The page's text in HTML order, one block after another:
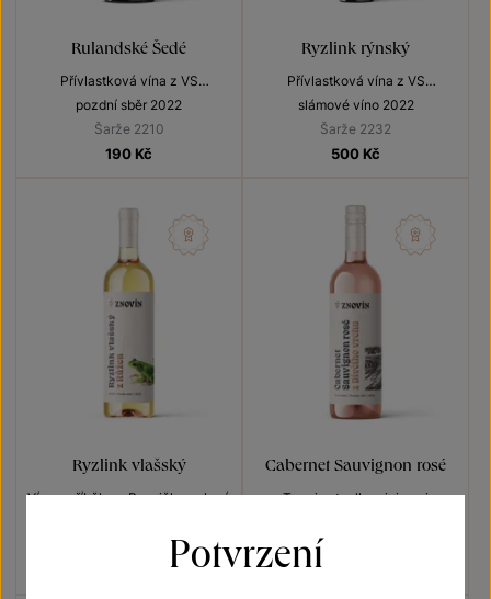
Rulandské Šedé
Přívlastková vína z VS
Lechovice
pozdní sběr 2022
Šarže 2210
190 Kč
Ryzlink rýnský
Přívlastková vína z VS
Lechovice
slámové víno 2022
Šarže 2232
500 Kč
Ryzlink vlašský
Vína s příběhem Rosnička zelená
Cabernet Sauvignon rosé
Terroir - toulky vinicemi
Šarže 2335
Potvrzení